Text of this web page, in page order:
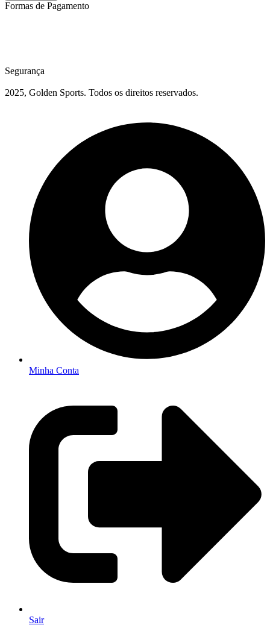
Formas de Pagamento
Segurança
2025, Golden Sports. Todos os direitos reservados.
Minha Conta
Sair